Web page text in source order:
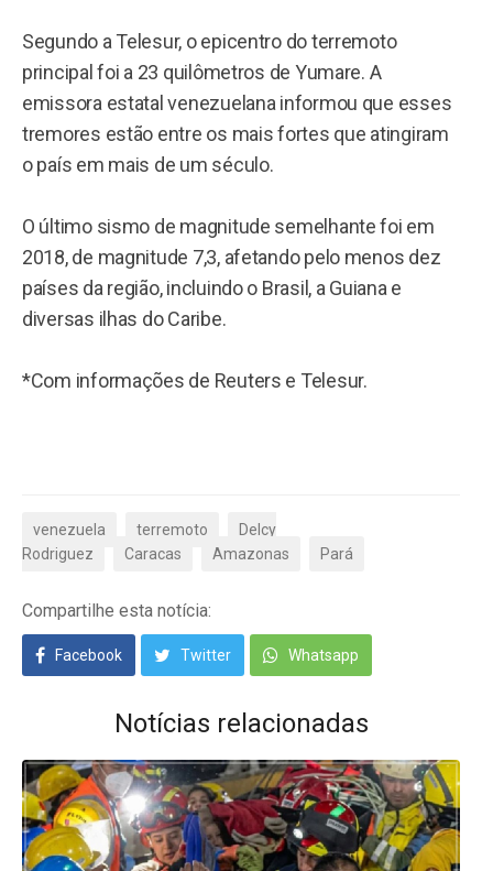
Segundo a Telesur, o epicentro do terremoto
principal foi a 23 quilômetros de Yumare. A
emissora estatal venezuelana informou que esses
tremores estão entre os mais fortes que atingiram
o país em mais de um século.
O último sismo de magnitude semelhante foi em
2018, de magnitude 7,3, afetando pelo menos dez
países da região, incluindo o Brasil, a Guiana e
diversas ilhas do Caribe.
*Com informações de Reuters e Telesur.
venezuela terremoto
Delcy
Rodriguez
Caracas Amazonas Pará
Compartilhe esta notícia:
Facebook Twitter Whatsapp
Notícias relacionadas